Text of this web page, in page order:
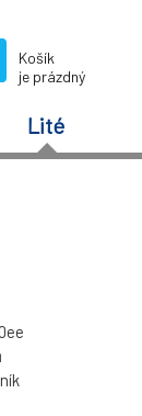
Košík
je prázdný
Lité